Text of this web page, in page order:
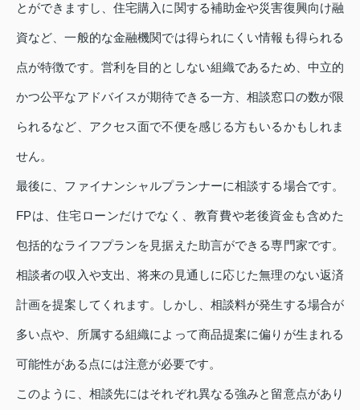
とができますし、住宅購入に関する補助金や災害復興向け融
資など、一般的な金融機関では得られにくい情報も得られる
点が特徴です。営利を目的としない組織であるため、中立的
かつ公平なアドバイスが期待できる一方、相談窓口の数が限
られるなど、アクセス面で不便を感じる方もいるかもしれま
せん。
最後に、ファイナンシャルプランナーに相談する場合です。
FPは、住宅ローンだけでなく、教育費や老後資金も含めた
包括的なライフプランを見据えた助言ができる専門家です。
相談者の収入や支出、将来の見通しに応じた無理のない返済
計画を提案してくれます。しかし、相談料が発生する場合が
多い点や、所属する組織によって商品提案に偏りが生まれる
可能性がある点には注意が必要です。
このように、相談先にはそれぞれ異なる強みと留意点があり